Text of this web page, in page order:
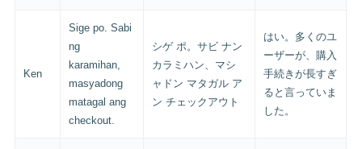
Ken
Sige po. Sabi
ng
karamihan,
masyadong
matagal ang
checkout.
シゲ ポ。サビ ナン
カラミハン、マシ
ャドン マタガル ア
ン チェックアウト
はい。多くのユ
ーザーが、購入
手続きが長すぎ
ると言っていま
した。